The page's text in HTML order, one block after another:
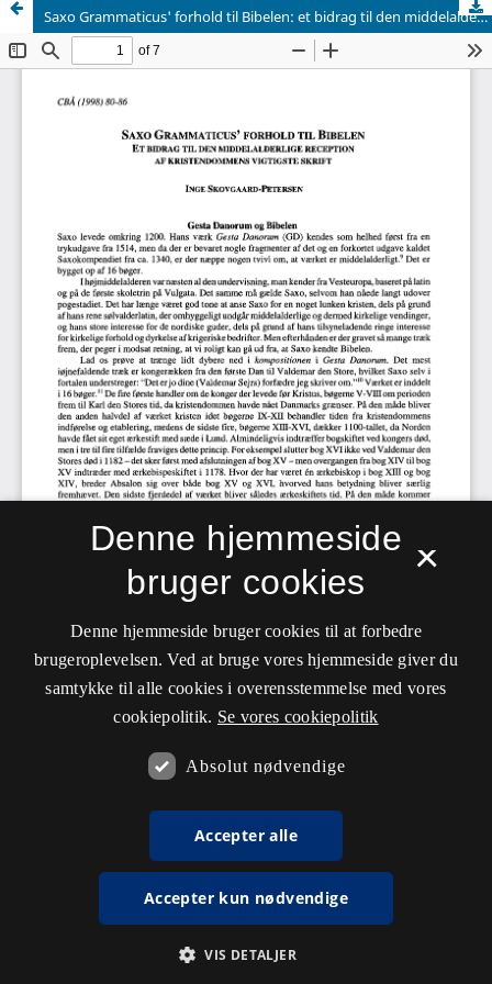
Saxo Grammaticus' forhold til Bibelen: et bidrag til den middelalderlige reception af kristendommens vigtigste skrift
×
Denne hjemmeside
bruger cookies
Denne hjemmeside bruger cookies til at forbedre
brugeroplevelsen. Ved at bruge vores hjemmeside giver du
samtykke til alle cookies i overensstemmelse med vores
cookiepolitik. Se vores cookiepolitik
Absolut nødvendige
Accepter alle
Accepter kun nødvendige
VIS DETALJER